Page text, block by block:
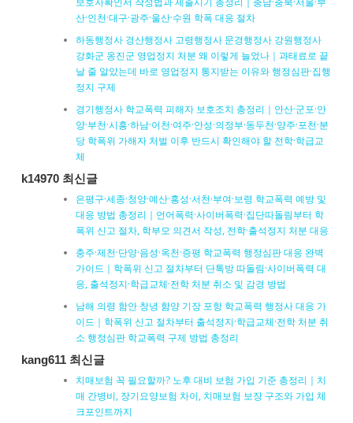
산·인천·대구·광주·울산·수원 학폭 대응 절차
하동행정사 경산행정사 고령행정사 문경행정사 강원행정사
강화군 옹진군 영업정지 처분 왜 이렇게 늘었나｜과태료로 끝
날 줄 알았는데 바로 영업정지 통지받는 이유와 행정심판·집행
정지 구제
경기행정사 학교폭력 피해자 보호조치 총정리｜안산·군포·안
양·부천·시흥·하남·이천·여주·안성·의정부·동두천·양주·포천·분
당 학폭위 가해자 처벌 이후 반드시 확인해야 할 전학·학급교
체
k14970 최신글
은평구·세종·청양·예산·홍성·서천·부여·보령 학교폭력 예방 및
대응 방법 총정리｜언어폭력·사이버폭력·집단따돌림부터 학
폭위 신고 절차, 학부모 의견서 작성, 전학·출석정지 처분 대응
충주·제천·단양·음성·옥천·증평 학교폭력 행정심판 대응 완벽
가이드｜학폭위 신고 절차부터 단톡방 따돌림·사이버폭력 대
응, 출석정지·학급교체·전학 처분 취소 및 감경 방법
남해 의령 함안 창녕 함양 기장 포항 학교폭력 행정사 대응 가
이드｜학폭위 신고 절차부터 출석정지·학급교체·전학 처분 취
소 행정심판 학교폭력 구제 방법 총정리
kang611 최신글
치매보험 꼭 필요할까? 노후 대비 보험 가입 기준 총정리｜치
매 간병비, 장기요양보험 차이, 치매보험 보장 구조와 가입 체
크포인트까지